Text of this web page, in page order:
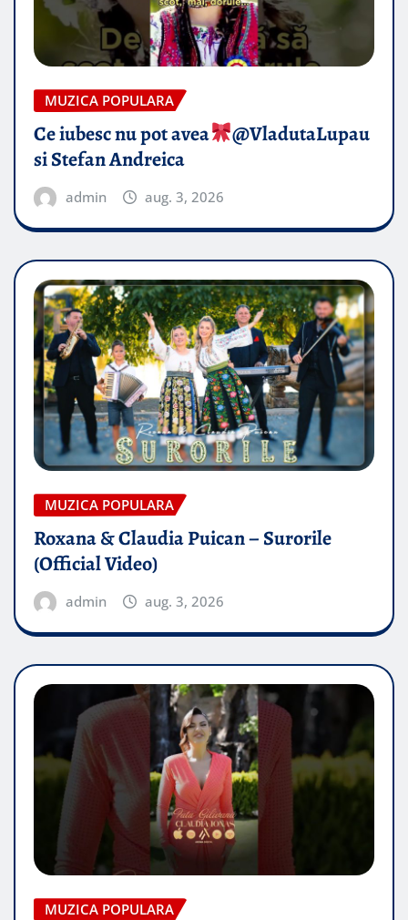
MUZICA POPULARA
Ce iubesc nu pot avea
​@VladutaLupau
si Stefan Andreica
admin aug. 3, 2026
MUZICA POPULARA
Roxana & Claudia Puican – Surorile
(Official Video)
admin aug. 3, 2026
MUZICA POPULARA